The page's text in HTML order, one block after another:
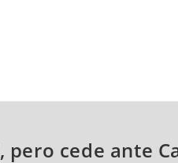
cede ante